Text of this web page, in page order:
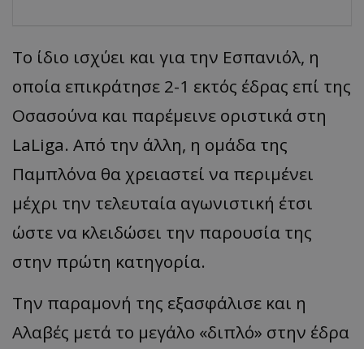
Το ίδιο ισχύει και για την Εσπανιόλ, η
οποία επικράτησε 2-1 εκτός έδρας επί της
Οσασούνα και παρέμεινε οριστικά στη
LaLiga. Από την άλλη, η ομάδα της
Παμπλόνα θα χρειαστεί να περιμένει
μέχρι την τελευταία αγωνιστική έτσι
ώστε να κλειδώσει την παρουσία της
στην πρώτη κατηγορία.
Την παραμονή της εξασφάλισε και η
Αλαβές μετά το μεγάλο «διπλό» στην έδρα